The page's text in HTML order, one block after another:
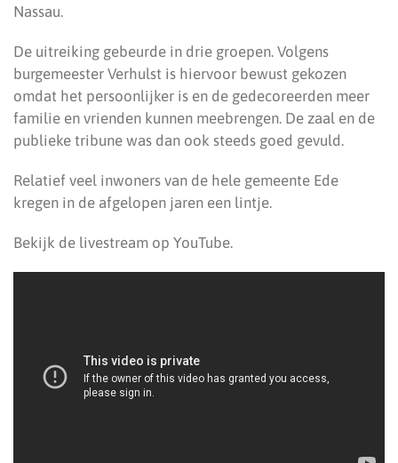
Nassau.
De uitreiking gebeurde in drie groepen. Volgens
burgemeester Verhulst is hiervoor bewust gekozen
omdat het persoonlijker is en de gedecoreerden meer
familie en vrienden kunnen meebrengen. De zaal en de
publieke tribune was dan ook steeds goed gevuld.
Relatief veel inwoners van de hele gemeente Ede
kregen in de afgelopen jaren een lintje.
Bekijk de livestream op YouTube.